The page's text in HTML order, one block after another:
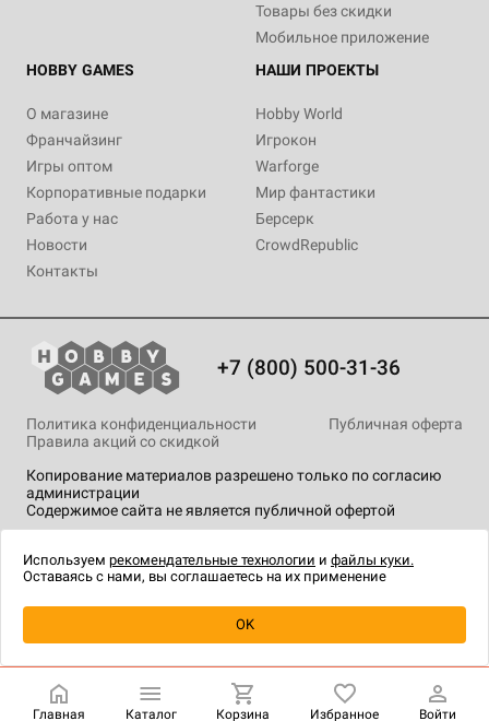
Купить| 4 200 ₽
Товары без скидки
Мобильное приложение
HOBBY GAMES
О магазине
Франчайзинг
Игры оптом
Корпоративные подарки
Работа у нас
Новости
Контакты
НАШИ ПРОЕКТЫ
Hobby World
Игрокон
Warforge
Мир фантастики
Берсерк
CrowdRepublic
+7 (800) 500-31-36
Копирование материалов разрешено только по согласию
администрации
Содержимое сайта не является публичной офертой
Политика конфиденциальности
Публичная оферта
Правила акций со скидкой
технологии.
Главная Каталог Корзина Избранное Войти
Используем рекомендательные технологии и файлы куки.
Оставаясь с нами, вы соглашаетесь на их применение
OK